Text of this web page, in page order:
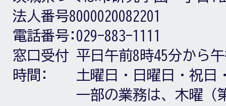
法人番号8000020082201
電話番号: 029-883-1111
窓口受付
時間:
平日午前8時45分から
土曜日・日曜日・祝日
一部の業務は、木曜（